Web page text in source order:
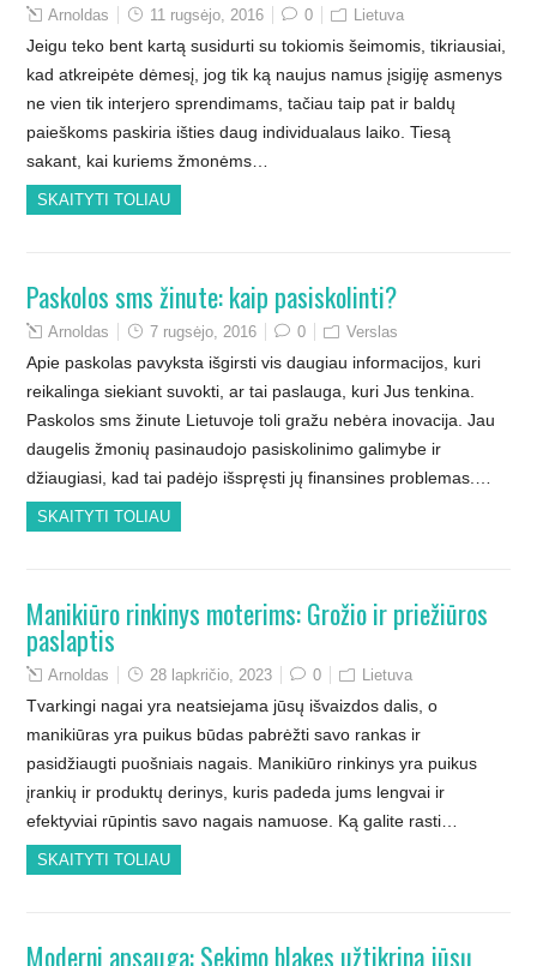
Arnoldas 11 rugsėjo, 2016 0 Lietuva
Jeigu teko bent kartą susidurti su tokiomis šeimomis, tikriausiai,
kad atkreipėte dėmesį, jog tik ką naujus namus įsigiję asmenys
ne vien tik interjero sprendimams, tačiau taip pat ir baldų
paieškoms paskiria išties daug individualaus laiko. Tiesą
sakant, kai kuriems žmonėms…
SKAITYTI TOLIAU
Paskolos sms žinute: kaip pasiskolinti?
Arnoldas 7 rugsėjo, 2016 0 Verslas
Apie paskolas pavyksta išgirsti vis daugiau informacijos, kuri
reikalinga siekiant suvokti, ar tai paslauga, kuri Jus tenkina.
Paskolos sms žinute Lietuvoje toli gražu nebėra inovacija. Jau
daugelis žmonių pasinaudojo pasiskolinimo galimybe ir
džiaugiasi, kad tai padėjo išspręsti jų finansines problemas.…
SKAITYTI TOLIAU
Manikiūro rinkinys moterims: Grožio ir priežiūros
paslaptis
Arnoldas 28 lapkričio, 2023 0 Lietuva
Tvarkingi nagai yra neatsiejama jūsų išvaizdos dalis, o
manikiūras yra puikus būdas pabrėžti savo rankas ir
pasidžiaugti puošniais nagais. Manikiūro rinkinys yra puikus
įrankių ir produktų derinys, kuris padeda jums lengvai ir
efektyviai rūpintis savo nagais namuose. Ką galite rasti…
SKAITYTI TOLIAU
Moderni apsauga: Sekimo blakes užtikrina jūsų